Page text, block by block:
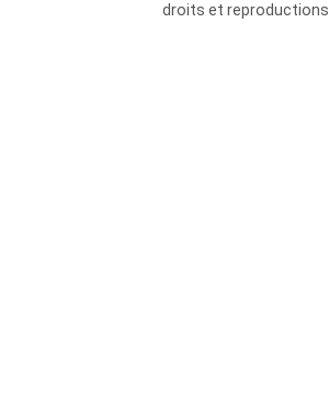
droits et reproductions